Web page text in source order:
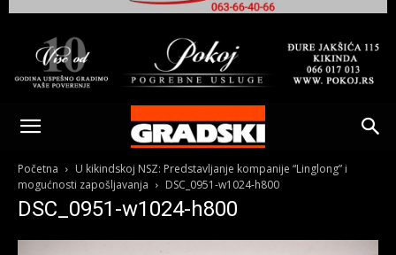
Gradski
Online
Kikinda
Početna
U kikindskoj NSZ: Predstavljanje kompanije “Linglong” i
mogućnosti zapošljavanja
DSC_0951-w1024-h800
DSC_0951-w1024-h800